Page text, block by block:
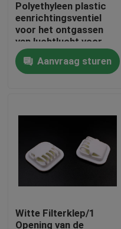
Video's
Over ons
Polyethyleen plastic
eenrichtingsventiel
voor het ontgassen
van luchtlucht voor
het verpakken van
koffiebonen met filter
Aanvraag sturen
Witte Filterklep/1
Opening van de